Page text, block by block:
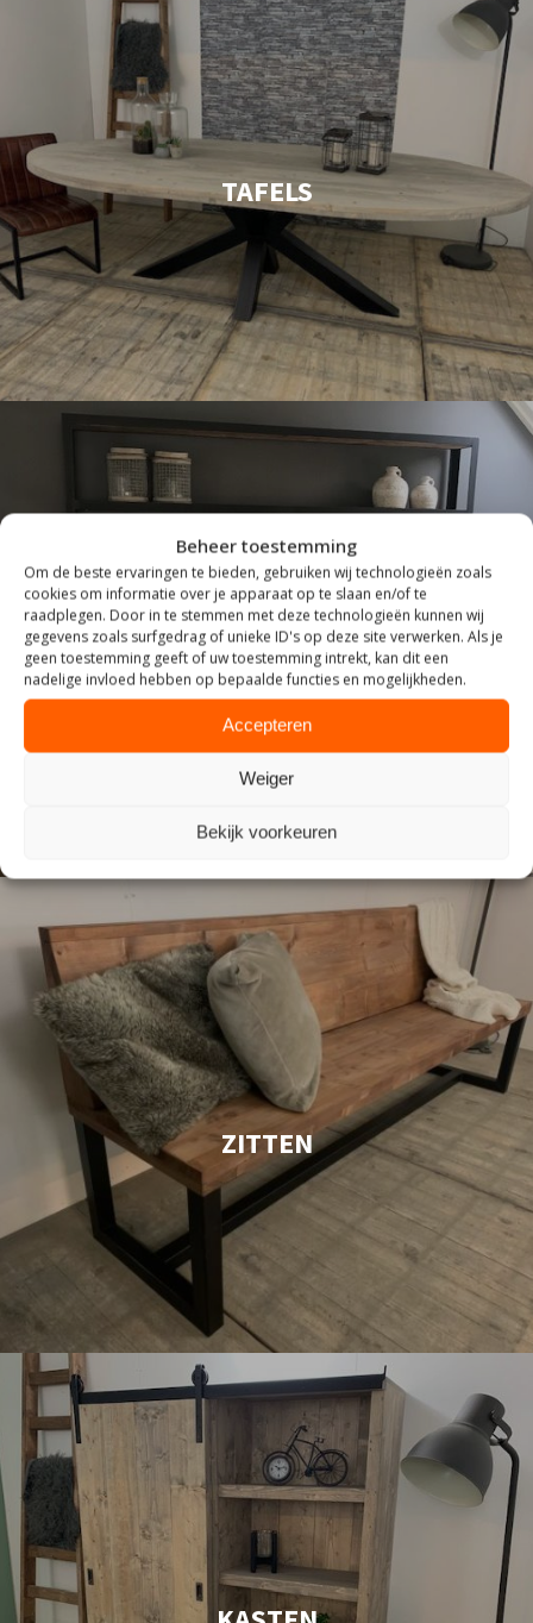
Beheer toestemming
Om de beste ervaringen te bieden, gebruiken wij technologieën zoals
cookies om informatie over je apparaat op te slaan en/of te
raadplegen. Door in te stemmen met deze technologieën kunnen wij
gegevens zoals surfgedrag of unieke ID's op deze site verwerken. Als je
geen toestemming geeft of uw toestemming intrekt, kan dit een
nadelige invloed hebben op bepaalde functies en mogelijkheden.
Accepteren
Weiger
Bekijk voorkeuren
TAFELS
INDUSTRIEEL
ZITTEN